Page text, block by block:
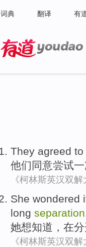
词典 翻译 有
They agreed to
他们 同意尝试
《柯林斯英汉双解
She wondered
long separation
她想知道， 在
《柯林斯英汉双解